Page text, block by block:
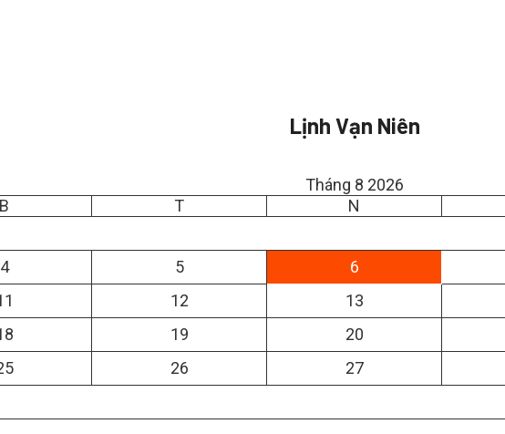
Lịnh Vạn Niên
Tháng 8 2026
B T N
4 5 6
12 13
19 20
26 27